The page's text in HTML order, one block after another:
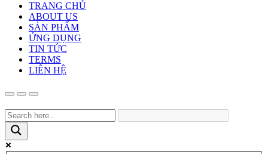
TRANG CHỦ
ABOUT US
SẢN PHẨM
ỨNG DỤNG
TIN TỨC
TERMS
LIÊN HỆ